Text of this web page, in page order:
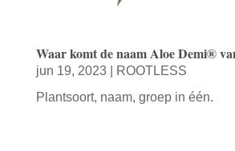
Waar komt de naam Aloe Demi®
jun 19, 2023|
ROOTLESS
Plantsoort, naam, groep in één.